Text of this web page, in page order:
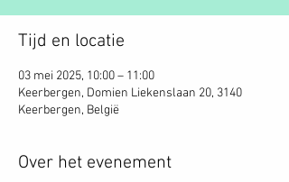
Tijd en locatie
03 mei 2025, 10:00 – 11:00
Keerbergen, Domien Liekenslaan 20, 3140
Keerbergen, België
Over het evenement